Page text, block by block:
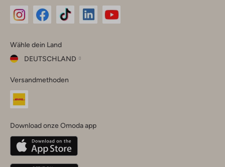
Instagram
Facebook
TikTok
Wähle dein Land
DEUTSCHLAND
dein
Land
Belgique(Français)
Deutschland
Versandmethoden
Download onze Omoda app